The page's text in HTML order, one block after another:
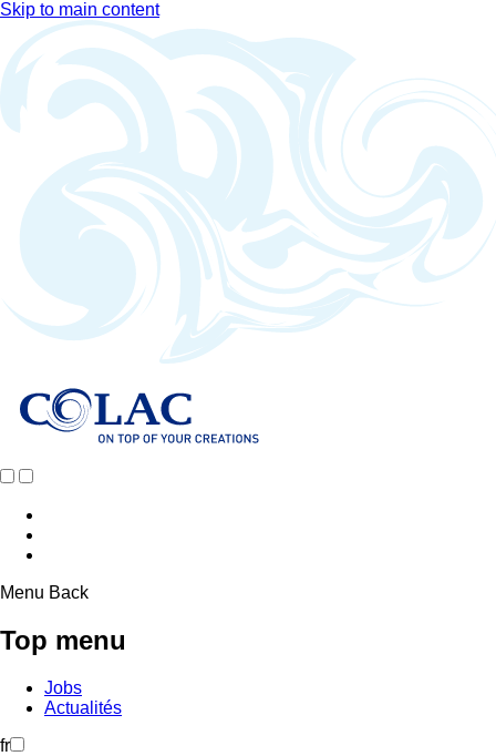
Skip to main content
Menu Back
Top menu
Jobs
Actualités
fr